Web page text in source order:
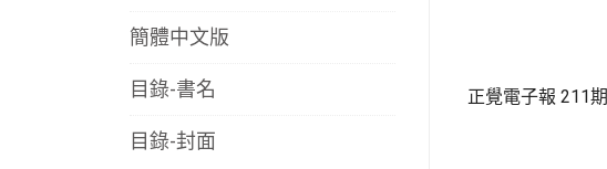
正覺電子報 211期
簡體中文版
目錄-書名
目錄-封面